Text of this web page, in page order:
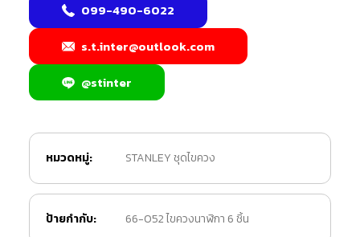
099-490-6022
s.t.inter@outlook.com
@stinter
หมวดหมู่: STANLEY ชุดไขควง
ป้ายกำกับ: 66-052 ไขควงนาฬิกา 6 ชิ้น